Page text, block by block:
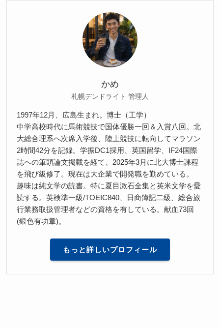
かめ
札幌デンドライト 管理人
1997年12月、広島生まれ。博士（工学）
中学高校時代に馬術競技で国体優勝一回＆入賞八回。北
大総合理系へ次席入学後、陸上競技に転向してマラソン
2時間42分を記録。学振DC1採用、英国留学、IF24国際
誌への筆頭論文掲載を経て、2025年3月に北大博士課程
を飛び級修了。現在は大企業で開発職を勤めている。
趣味は純文学の読書。特に夏目漱石全集と英米文学を愛
読する。英検準一級/TOEIC840、日商簿記二級、総合旅
行業務取扱管理者などの資格を有している。献血73回
(銀色有功章)。
もっと詳しいプロフィール